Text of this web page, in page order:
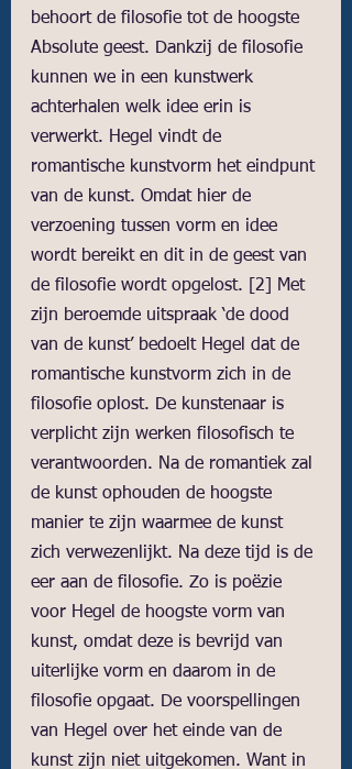
behoort de filosofie tot de hoogste
Absolute geest. Dankzij de filosofie
kunnen we in een kunstwerk
achterhalen welk idee erin is
verwerkt. Hegel vindt de
romantische kunstvorm het eindpunt
van de kunst. Omdat hier de
verzoening tussen vorm en idee
wordt bereikt en dit in de geest van
de filosofie wordt opgelost.
[2]
Met
zijn beroemde uitspraak ‘de dood
van de kunst’ bedoelt Hegel dat de
romantische kunstvorm zich in de
filosofie oplost. De kunstenaar is
verplicht zijn werken filosofisch te
verantwoorden. Na de romantiek zal
de kunst ophouden de hoogste
manier te zijn waarmee de kunst
zich verwezenlijkt. Na deze tijd is de
eer aan de filosofie. Zo is poëzie
voor Hegel de hoogste vorm van
kunst, omdat deze is bevrijd van
uiterlijke vorm en daarom in de
filosofie opgaat. De voorspellingen
van Hegel over het einde van de
kunst zijn niet uitgekomen. Want in